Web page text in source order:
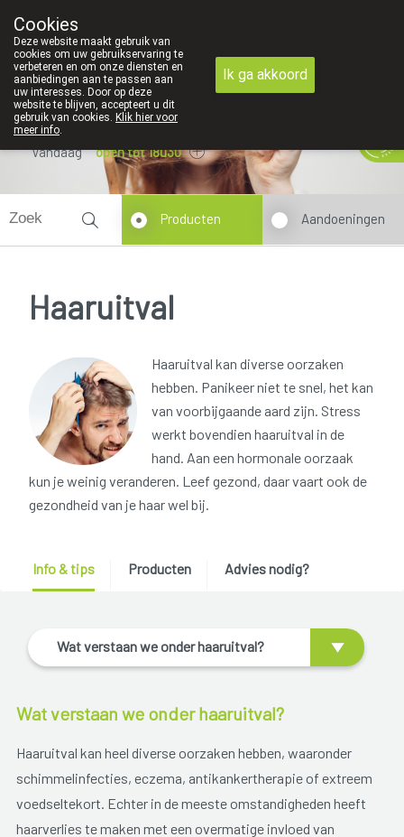
Vandaag open tot 18u30
Producten Aandoeningen
Haaruitval
Haaruitval kan diverse oorzaken
hebben. Panikeer niet te snel, het kan
van voorbijgaande aard zijn. Stress
werkt bovendien haaruitval in de
hand. Aan een hormonale oorzaak
kun je weinig veranderen. Leef gezond, daar vaart ook de
gezondheid van je haar wel bij.
Info & tips Producten Advies nodig?
Wat verstaan we onder haaruitval?
Wat verstaan we onder haaruitval?
Haaruitval kan heel diverse oorzaken hebben, waaronder
schimmelinfecties, eczema, antikankertherapie of extreem
voedseltekort. Echter in de meeste omstandigheden heeft
haarverlies te maken met een overmatige invloed van
Cookies
Deze website maakt gebruik van
cookies om uw gebruikservaring te
verbeteren en om onze diensten en
aanbiedingen aan te passen aan
uw interesses. Door op deze
website te blijven, accepteert u dit
gebruik van cookies. Klik hier voor
meer info.
Ik ga akkoord